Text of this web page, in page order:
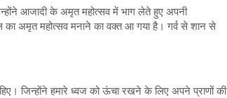
आजादी के अमृत महोत्सव में भाग लेते हुए अपनी
का अमृत महोत्सव मनाने का वक्त आ गया है। गर्व से शान से
जिन्होंने हमारे ध्वज को ऊंचा रखने के लिए अपने प्राणों की